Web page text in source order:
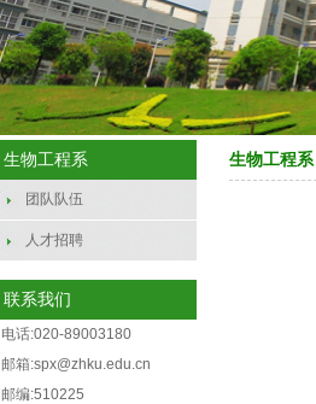
生物工程系
团队队伍
人才招聘
联系我们
电话:020-89003180
邮箱:spx@zhku.edu.cn
邮编:510225
生物工程系